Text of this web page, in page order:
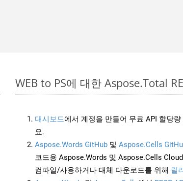
WEB to PS에 대한 Aspose.Total
대시보드에서 계정을 만들어 무료 API 할당
요.
Aspose.Words GitHub 및 Aspose.Cells
코드용 Aspose.Words 및 Aspose.Cells
컴파일/사용하거나 대체 다운로드를 위해 릴